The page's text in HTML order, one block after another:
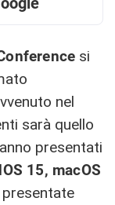
si
nel
sarà quello
presentati
15, macOS
presentate